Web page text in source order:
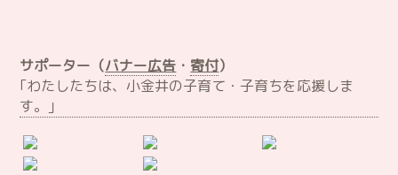
サポーター（バナー広告 ・ 寄付）
｢わたしたちは、小金井の子育て・子育ちを応援しま
す。｣